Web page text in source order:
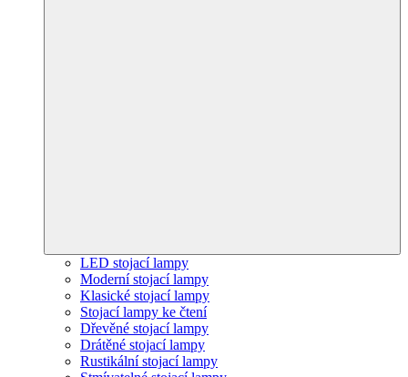
LED stojací lampy
Moderní stojací lampy
Klasické stojací lampy
Stojací lampy ke čtení
Dřevěné stojací lampy
Drátěné stojací lampy
Rustikální stojací lampy